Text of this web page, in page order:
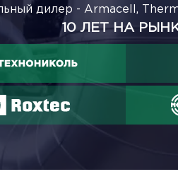
дилер - Armacell,
10 ЛЕТ НА